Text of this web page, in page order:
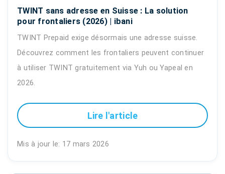
TWINT sans adresse en Suisse : La solution
pour frontaliers (2026) | ibani
TWINT Prepaid exige désormais une adresse suisse.
Découvrez comment les frontaliers peuvent continuer
à utiliser TWINT gratuitement via Yuh ou Yapeal en
2026.
Lire l'article
Mis à jour le: 17 mars 2026